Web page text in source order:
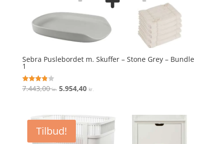
Sebra Puslebordet m. Skuffer – Stone Grey – Bundle
1
Vurderet
3.9
7.443,00kr. Den
var:
7.443,00 kr..
5.954,40 kr.
er:
5.954,40 kr..
Tilbud!